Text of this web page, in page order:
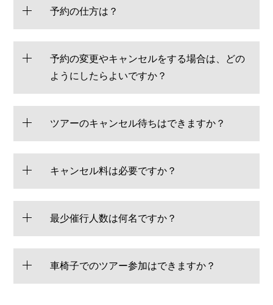
予約の仕方は？
予約の変更やキャンセルをする場合は、どの
ようにしたらよいですか？
ツアーのキャンセル待ちはできますか？
キャンセル料は必要ですか？
最少催行人数は何名ですか？
車椅子でのツアー参加はできますか？